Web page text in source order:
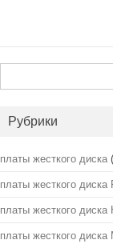
Рубрики
платы жесткого диска
платы жесткого диска
платы жесткого диска
платы жесткого диска